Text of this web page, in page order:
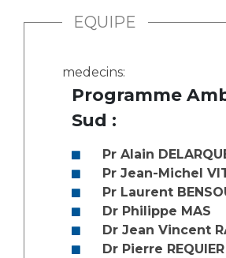
La Commission Des Usagers
Les Comités Locaux des Usagers
Qualité
Nos indicateurs qualité et de
Médiathèque
Fournisseurs
Rôles et missions
Liste des marchés conclus
Documents utiles
EQUIPE
medecins:
Programme
Sud :
Pr Alain
Pr Jean-Michel
Pr Laurent
Dr Philippe MAS
Dr Jean Vincent
Dr Pierre REQUIER